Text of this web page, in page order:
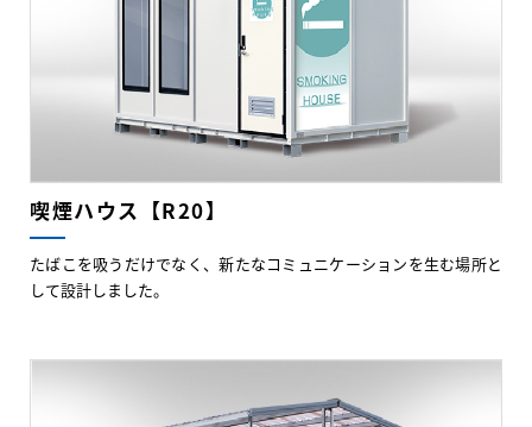
喫煙ハウス【R20】
たばこを吸うだけでなく、新たなコミュニケーションを生む場所と
して設計しました。